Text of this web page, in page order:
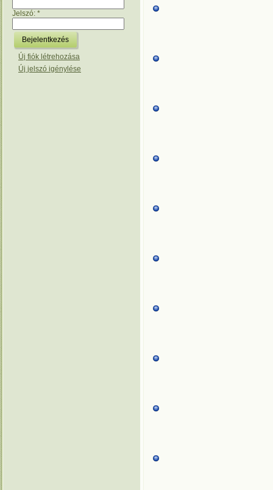
Jelszó: *
Új fiók létrehozása
Új jelszó igénylése